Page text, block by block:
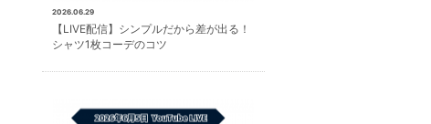
2026.06.29
【LIVE配信】シンプルだから差が出る！
シャツ1枚コーデのコツ